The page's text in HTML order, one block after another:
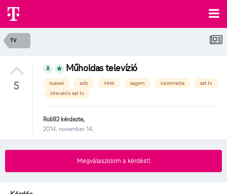
TV
5
Műholdas televízió
huawei adb intek sagem kaonmedia
sat tv
interaktív sat tv
Roli82kérdezte,
2014. november 14.
Megválaszolom a kérdést!